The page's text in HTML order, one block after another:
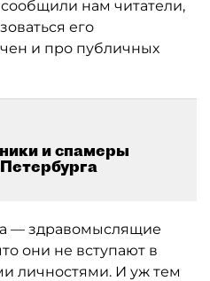
сообщили нам читатели,
его
и про публичных
и спамеры
— здравомыслящие
они не вступают в
личностями. И уж тем